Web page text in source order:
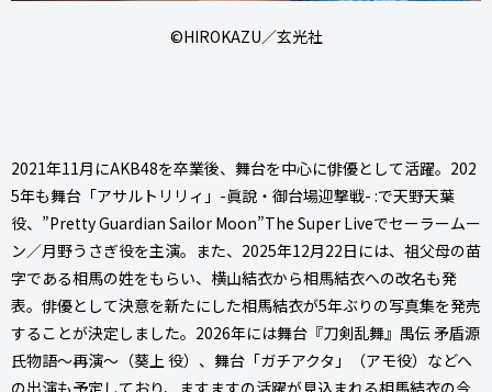
©HIROKAZU／⽞光社
2021年11⽉にAKB48を卒業後、舞台を中⼼に俳優として活躍。202
5年も舞台「アサルトリリィ」-眞說・御台場迎撃戦- :で天野天葉
役、”Pretty Guardian Sailor Moon”The Super Liveでセーラームー
ン／⽉野うさぎ役を主演。また、2025年12⽉22⽇には、祖⽗⺟の苗
字である相⾺の姓をもらい、横⼭結⾐から相⾺結⾐への改名も発
表。俳優として決意を新たにした相⾺結⾐が5年ぶりの写真集を発売
することが決定しました。2026年には舞台『⼑剣乱舞』禺伝 ⽭盾源
⽒物語〜再演〜（葵上 役）、舞台「ガチアクタ」（アモ役）などへ
の出演も予定しており、ますますの活躍が⾒込まれる相⾺結⾐の今